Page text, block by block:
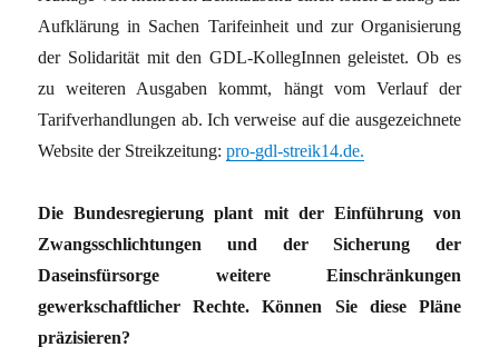
Aufklärung in Sachen Tarifeinheit und zur Organisierung
der Solidarität mit den GDL-KollegInnen geleistet. Ob es
zu weiteren Ausgaben kommt, hängt vom Verlauf der
Tarifverhandlungen ab. Ich verweise auf die ausgezeichnete
Website der Streikzeitung:pro-gdl-streik14.de.
Die Bundesregierung plant mit der Einführung von
Zwangsschlichtungen und der Sicherung der
Daseinsfürsorge weitere Einschränkungen
gewerkschaftlicher Rechte. Können Sie diese Pläne
präzisieren?